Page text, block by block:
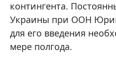
контингента.
Украины при ООН
для его введения
мере полгода.